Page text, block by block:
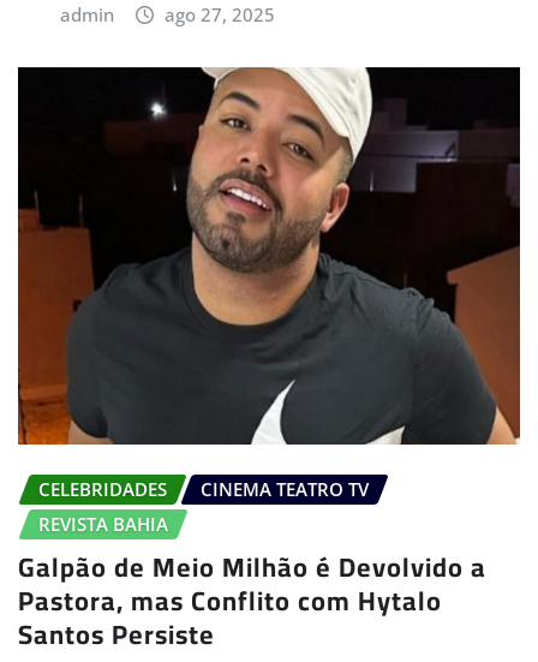
admin ago 27, 2025
CELEBRIDADES
CINEMA TEATRO TV
REVISTA BAHIA
Galpão de Meio Milhão é Devolvido a
Pastora, mas Conflito com Hytalo
Santos Persiste